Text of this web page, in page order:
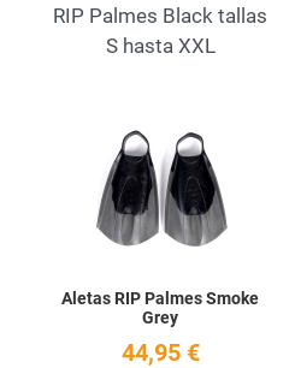
RIP Palmes Black tallas
S hasta XXL
Add to Wishlist
Quick View
Aletas RIP Palmes Smoke
Grey
44,95 €